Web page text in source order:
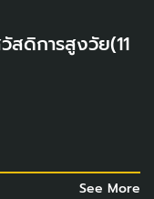
สดิการสูงวัย(11
See More